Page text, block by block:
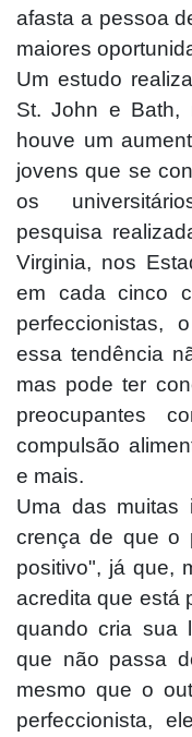
afasta a pessoa
maiores
Um estudo
St. John e Bath,
houve um
jovens que se
os
pesquisa
Virginia, nos
em cada cinco
perfeccionistas,
essa tendência
mas pode ter
preocupantes
compulsão
e mais.
Uma das muitas
crença de que o
positivo", já que,
acredita que está
quando cria sua
que não passa
mesmo que o
perfeccionista,